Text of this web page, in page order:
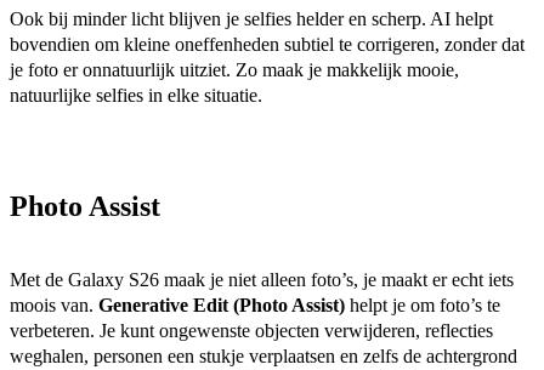
Ook bij minder licht blijven je selfies helder en scherp. AI helpt
bovendien om kleine oneffenheden subtiel te corrigeren, zonder dat
je foto er onnatuurlijk uitziet. Zo maak je makkelijk mooie,
natuurlijke selfies in elke situatie.
Photo Assist
Met de Galaxy S26 maak je niet alleen foto’s, je maakt er echt iets
moois van. Generative Edit (Photo Assist) helpt je om foto’s te
verbeteren. Je kunt ongewenste objecten verwijderen, reflecties
weghalen, personen een stukje verplaatsen en zelfs de achtergrond